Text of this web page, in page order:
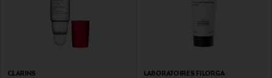
CLARINS
LABORATOIRES FILORGA